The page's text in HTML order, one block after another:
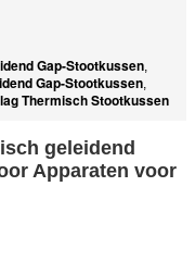
Gap-Stootkussen,
Gap-Stootkussen,
Thermisch Stootkussen
geleidend
Apparaten voor